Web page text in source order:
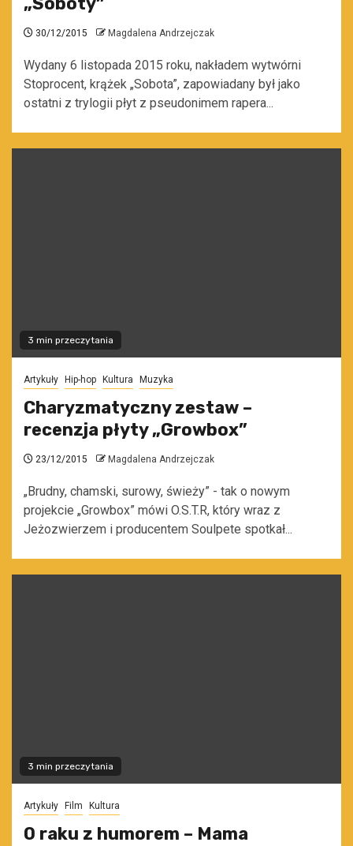
30/12/2015 Magdalena Andrzejczak
Wydany 6 listopada 2015 roku, nakładem wytwórni
Stoprocent, krążek „Sobota”, zapowiadany był jako
ostatni z trylogii płyt z pseudonimem rapera...
3 min przeczytania
Artykuły Hip-hop Kultura Muzyka
Charyzmatyczny zestaw –
recenzja płyty „Growbox”
23/12/2015 Magdalena Andrzejczak
„Brudny, chamski, surowy, świeży” - tak o nowym
projekcie „Growbox” mówi O.S.T.R, który wraz z
Jeżozwierzem i producentem Soulpete spotkał...
3 min przeczytania
Artykuły Film Kultura
O raku z humorem – Mama